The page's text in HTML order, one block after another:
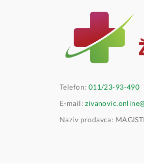
Telefon: 011/23-93-490
E-mail:
Naziv prodavca: